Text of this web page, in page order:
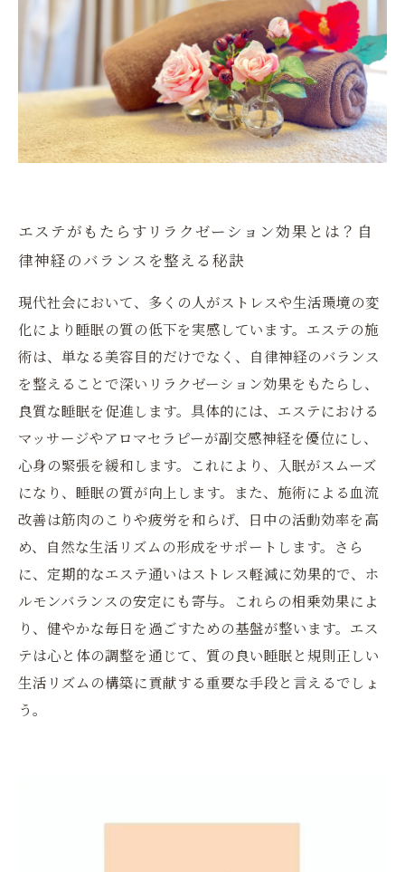
エステがもたらすリラクゼーション効果とは？自
律神経のバランスを整える秘訣
現代社会において、多くの人がストレスや生活環境の変
化により睡眠の質の低下を実感しています。エステの施
術は、単なる美容目的だけでなく、自律神経のバランス
を整えることで深いリラクゼーション効果をもたらし、
良質な睡眠を促進します。具体的には、エステにおける
マッサージやアロマセラピーが副交感神経を優位にし、
心身の緊張を緩和します。これにより、入眠がスムーズ
になり、睡眠の質が向上します。また、施術による血流
改善は筋肉のこりや疲労を和らげ、日中の活動効率を高
め、自然な生活リズムの形成をサポートします。さら
に、定期的なエステ通いはストレス軽減に効果的で、ホ
ルモンバランスの安定にも寄与。これらの相乗効果によ
り、健やかな毎日を過ごすための基盤が整います。エス
テは心と体の調整を通じて、質の良い睡眠と規則正しい
生活リズムの構築に貢献する重要な手段と言えるでしょ
う。